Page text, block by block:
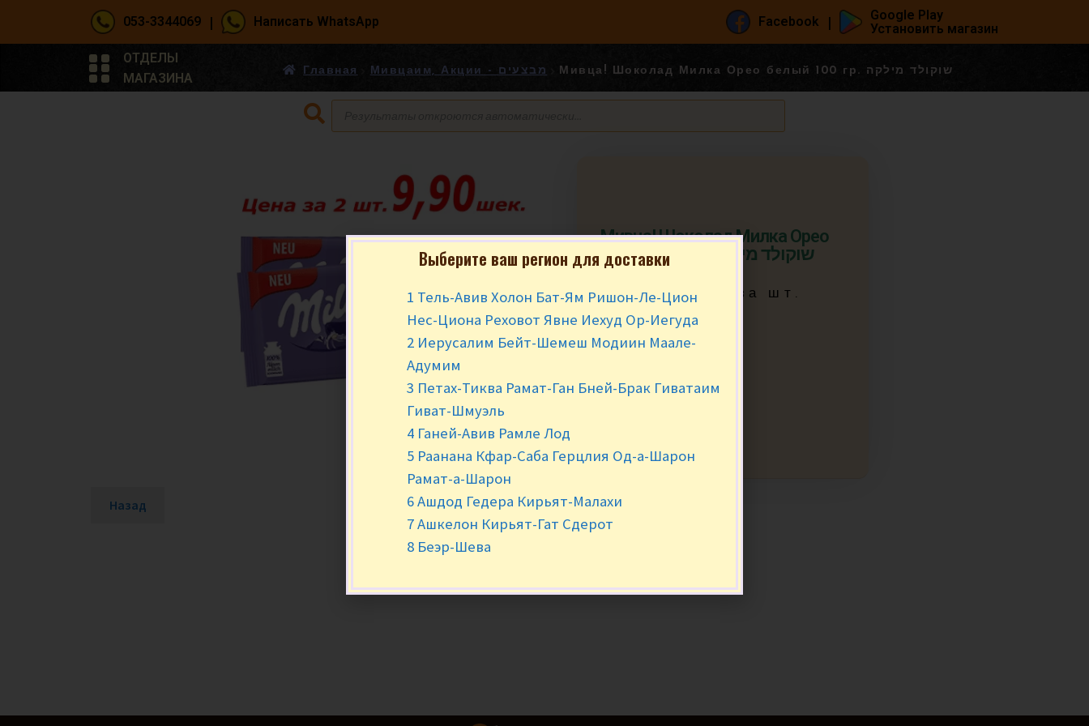
053-3344069 | Написать WhatsApp Facebook |
Google Play
Установить магазин
ОТДЕЛЫ
МАГАЗИНА
Главная Мивцаим, Акции - מבצעים Мивца! Шоколад Милка Орео белый 100 гр. שוקולד מילקה
Мивца! Шоколад Милка Орео
белый 100 гр. שוקולד מילקה
₪5.90 ₪4.95 за шт.
Мивца от 2 шт.
Назад
Выберите ваш регион для доставки
1 Тель-Авив Холон Бат-Ям Ришон-Ле-Цион
Нес-Циона Реховот Явне Иехуд Ор-Иегуда
2 Иерусалим Бейт-Шемеш Модиин Маале-
Адумим
3 Петах-Тиква Рамат-Ган Бней-Брак Гиватаим
Гиват-Шмуэль
4 Ганей-Авив Рамле Лод
5 Раанана Кфар-Саба Герцлия Од-а-Шарон
Рамат-а-Шарон
6 Ашдод Гедера Кирьят-Малахи
7 Ашкелон Кирьят-Гат Сдерот
8 Беэр-Шева